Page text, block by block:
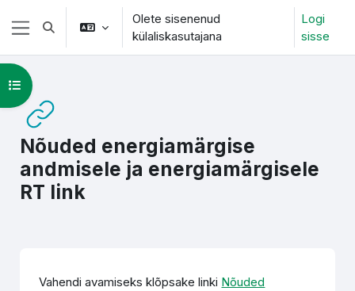
Jäta vahele peasisuni
Küljepaneel
Lülitab otsingu sisendi
Olete sisenenud
külaliskasutajana
Logi
sisse
Nõuded energiamärgise
andmisele ja energiamärgisele
RT link
Ava kursuse sisukord
Vahendi avamiseks klõpsake linki Nõuded